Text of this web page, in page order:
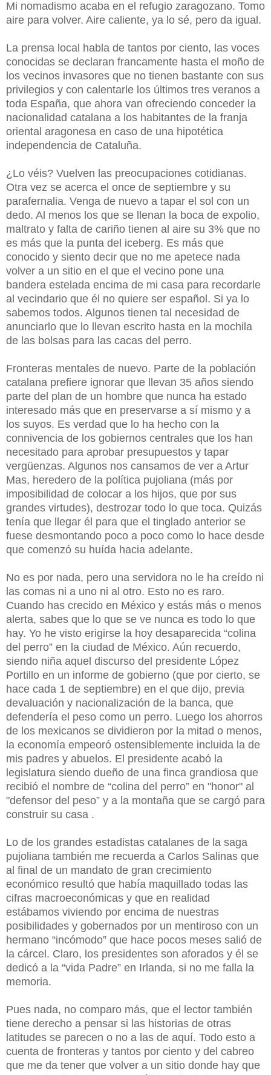
Mi nomadismo acaba en el refugio zaragozano. Tomo
aire para volver. Aire caliente, ya lo sé, pero da igual.
La prensa local habla de tantos por ciento, las voces
conocidas se declaran francamente hasta el moño de
los vecinos invasores que no tienen bastante con sus
privilegios y con calentarle los últimos tres veranos a
toda España, que ahora van ofreciendo conceder la
nacionalidad catalana a los habitantes de la franja
oriental aragonesa en caso de una hipotética
independencia de Cataluña.
¿Lo véis? Vuelven las preocupaciones cotidianas.
Otra vez se acerca el once de septiembre y su
parafernalia. Venga de nuevo a tapar el sol con un
dedo. Al menos los que se llenan la boca de expolio,
maltrato y falta de cariño tienen al aire su 3% que no
es más que la punta del iceberg. Es más que
conocido y siento decir que no me apetece nada
volver a un sitio en el que el vecino pone una
bandera estelada encima de mi casa para recordarle
al vecindario que él no quiere ser español. Si ya lo
sabemos todos. Algunos tienen tal necesidad de
anunciarlo que lo llevan escrito hasta en la mochila
de las bolsas para las cacas del perro.
Fronteras mentales de nuevo. Parte de la población
catalana prefiere ignorar que llevan 35 años siendo
parte del plan de un hombre que nunca ha estado
interesado más que en preservarse a sí mismo y a
los suyos. Es verdad que lo ha hecho con la
connivencia de los gobiernos centrales que los han
necesitado para aprobar presupuestos y tapar
vergüenzas. Algunos nos cansamos de ver a Artur
Mas, heredero de la política pujoliana (más por
imposibilidad de colocar a los hijos, que por sus
grandes virtudes), destrozar todo lo que toca. Quizás
tenía que llegar él para que el tinglado anterior se
fuese desmontando poco a poco como lo hace desde
que comenzó su huída hacia adelante.
No es por nada, pero una servidora no le ha creído ni
las comas ni a uno ni al otro. Esto no es raro.
Cuando has crecido en México y estás más o menos
alerta, sabes que lo que se ve nunca es todo lo que
hay. Yo he visto erigirse la hoy desaparecida “colina
del perro” en la ciudad de México. Aún recuerdo,
siendo niña aquel discurso del presidente López
Portillo en un informe de gobierno (que por cierto, se
hace cada 1 de septiembre) en el que dijo, previa
devaluación y nacionalización de la banca, que
defendería el peso como un perro. Luego los ahorros
de los mexicanos se dividieron por la mitad o menos,
la economía empeoró ostensiblemente incluida la de
mis padres y abuelos. El presidente acabó la
legislatura siendo dueño de una finca grandiosa que
recibió el nombre de “colina del perro” en "honor" al
"defensor del peso” y a la montaña que se cargó para
construir su casa .
Lo de los grandes estadistas catalanes de la saga
pujoliana también me recuerda a Carlos Salinas que
al final de un mandato de gran crecimiento
económico resultó que había maquillado todas las
cifras macroeconómicas y que en realidad
estábamos viviendo por encima de nuestras
posibilidades y gobernados por un mentiroso con un
hermano “incómodo” que hace pocos meses salió de
la cárcel. Claro, los presidentes son aforados y él se
dedicó a la “vida Padre” en Irlanda, si no me falla la
memoria.
Pues nada, no comparo más, que el lector también
tiene derecho a pensar si las historias de otras
latitudes se parecen o no a las de aquí. Todo esto a
cuenta de fronteras y tantos por ciento y del cabreo
que me da tener que volver a un sitio donde hay que